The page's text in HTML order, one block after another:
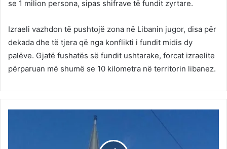
se 1 milion persona, sipas shifrave të fundit zyrtare.
Izraeli vazhdon të pushtojë zona në Libanin jugor, disa për
dekada dhe të tjera që nga konflikti i fundit midis dy
palëve. Gjatë fushatës së fundit ushtarake, forcat izraelite
përparuan më shumë se 10 kilometra në territorin libanez.